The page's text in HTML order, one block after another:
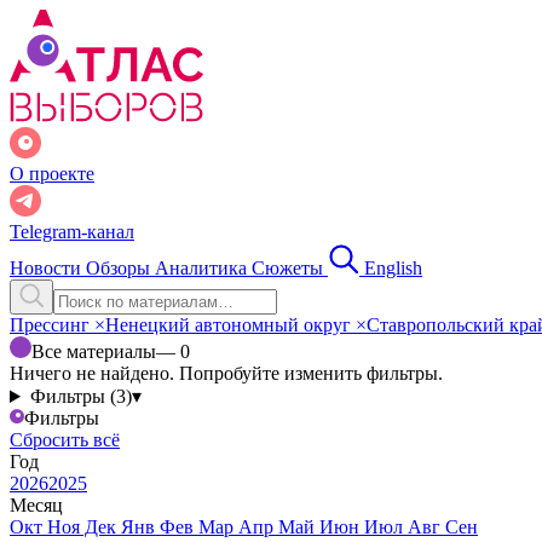
О проекте
Telegram-канал
Новости Обзоры Аналитика Сюжеты English
Прессинг ×Ненецкий автономный округ ×Ставропольский
Все материалы— 0
Ничего не найдено. Попробуйте изменить фильтры.
Фильтры (3)▾
Фильтры
Сбросить всё
Год
20262025
Месяц
Окт Ноя Дек Янв Фев Мар Апр Май Июн Июл Авг Сен